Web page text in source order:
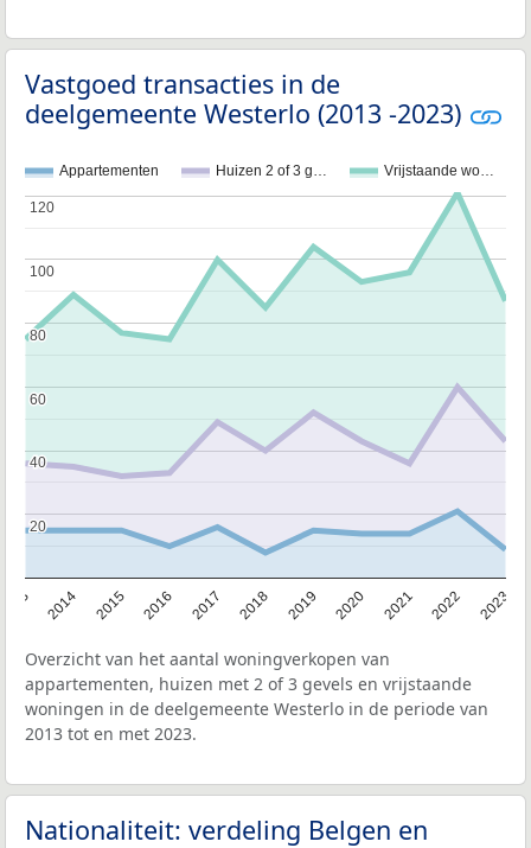
Vastgoed transacties in de
deelgemeente Westerlo (2013 -2023)
Appartementen Huizen 2 of 3 g… Vrijstaande wo…
2014 2015 2016 2017 2018 2019 2020 2021 2022 2023
20
20
40
40
60
60
80
80
100
100
120
120
Overzicht van het aantal woningverkopen van
appartementen, huizen met 2 of 3 gevels en vrijstaande
woningen in de deelgemeente Westerlo in de periode van
2013 tot en met 2023.
Nationaliteit: verdeling Belgen en